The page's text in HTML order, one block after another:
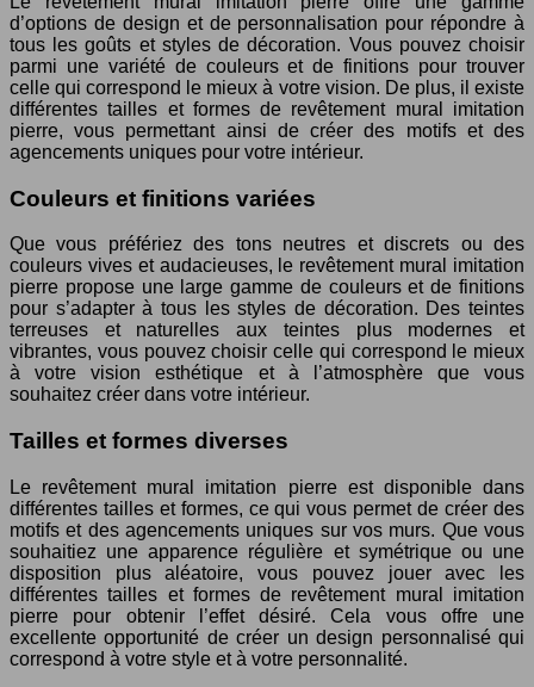
d’options de design et de personnalisation pour répondre à
tous les goûts et styles de décoration. Vous pouvez choisir
parmi une variété de couleurs et de finitions pour trouver
celle qui correspond le mieux à votre vision. De plus, il existe
différentes tailles et formes de revêtement mural imitation
pierre, vous permettant ainsi de créer des motifs et des
agencements uniques pour votre intérieur.
Couleurs et finitions variées
Que vous préfériez des tons neutres et discrets ou des
couleurs vives et audacieuses, le revêtement mural imitation
pierre propose une large gamme de couleurs et de finitions
pour s’adapter à tous les styles de décoration. Des teintes
terreuses et naturelles aux teintes plus modernes et
vibrantes, vous pouvez choisir celle qui correspond le mieux
à votre vision esthétique et à l’atmosphère que vous
souhaitez créer dans votre intérieur.
Tailles et formes diverses
Le revêtement mural imitation pierre est disponible dans
différentes tailles et formes, ce qui vous permet de créer des
motifs et des agencements uniques sur vos murs. Que vous
souhaitiez une apparence régulière et symétrique ou une
disposition plus aléatoire, vous pouvez jouer avec les
différentes tailles et formes de revêtement mural imitation
pierre pour obtenir l’effet désiré. Cela vous offre une
excellente opportunité de créer un design personnalisé qui
correspond à votre style et à votre personnalité.